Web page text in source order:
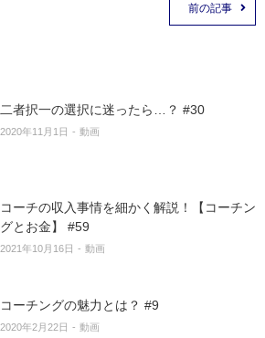
前の記事
二者択一の選択に迷ったら…？ #30
2020年11月1日 動画
コーチの収入事情を細かく解説！【コーチン
グとお金】 #59
2021年10月16日 動画
コーチングの魅力とは？ #9
2020年2月22日 動画